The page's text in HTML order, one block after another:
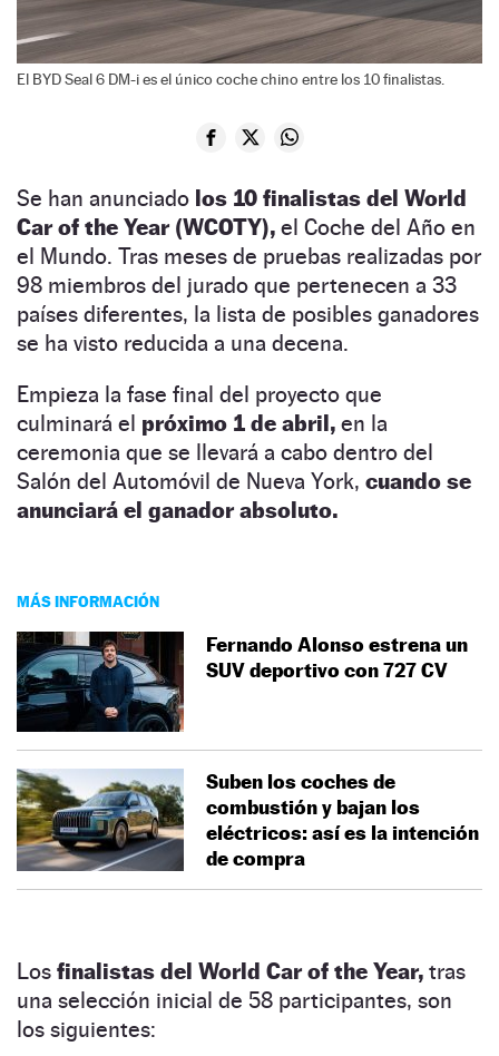
El BYD Seal 6 DM-i es el único coche chino entre los 10 finalistas.
Se han anunciado los 10 finalistas del World
Car of the Year (WCOTY), el Coche del Año en
el Mundo. Tras meses de pruebas realizadas por
98 miembros del jurado que pertenecen a 33
países diferentes, la lista de posibles ganadores
se ha visto reducida a una decena.
Empieza la fase final del proyecto que
culminará el próximo 1 de abril, en la
ceremonia que se llevará a cabo dentro del
Salón del Automóvil de Nueva York, cuando se
anunciará el ganador absoluto.
MÁS INFORMACIÓN
Fernando Alonso estrena un
SUV deportivo con 727 CV
Suben los coches de
combustión y bajan los
eléctricos: así es la intención
de compra
Los finalistas del World Car of the Year, tras
una selección inicial de 58 participantes, son
los siguientes: